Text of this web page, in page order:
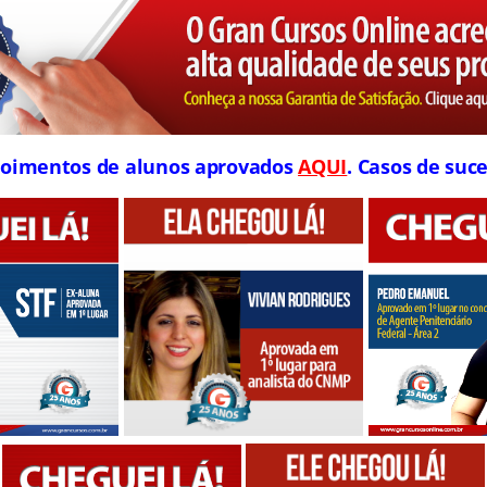
de alunos aprovadosAQUI. Casos de